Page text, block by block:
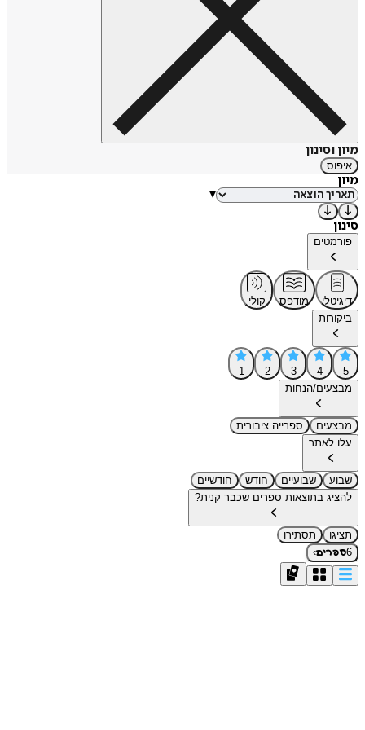
מיון וסינון
איפוס
מיון
▾
סינון
פורמטים
דיגיטלי מודפס
קולי
ביקורות
5
4
3
2
1
מבצעים/הנחות
מבצעים
ספרייה ציבורית
עלו לאתר
שבוע שבועיים חודש
חודשיים
להציג בתוצאות ספרים שכבר קנית?
תציגו
תסתירו
6ספרים›